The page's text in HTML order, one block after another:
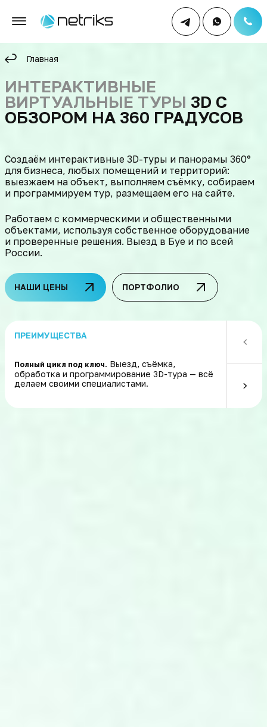
Главная
ИНТЕРАКТИВНЫЕ
ВИРТУАЛЬНЫЕ ТУРЫ 3D С
ОБЗОРОМ НА 360 ГРАДУСОВ
Cоздаём интерактивные 3D-туры и панорамы 360°
для бизнеса, любых помещений и территорий:
выезжаем на объект, выполняем съёмку, собираем
и программируем тур, размещаем его на сайте.
Работаем с коммерческими и общественными
объектами, используя собственное оборудование
и проверенные решения. Выезд в Буе и по всей
России.
НАШИ ЦЕНЫ ПОРТФОЛИО
ПРЕИМУЩЕСТВА
Полный цикл под ключ. Выезд, съёмка,
обработка и программирование 3D-тура — всё
делаем своими специалистами.
и другие